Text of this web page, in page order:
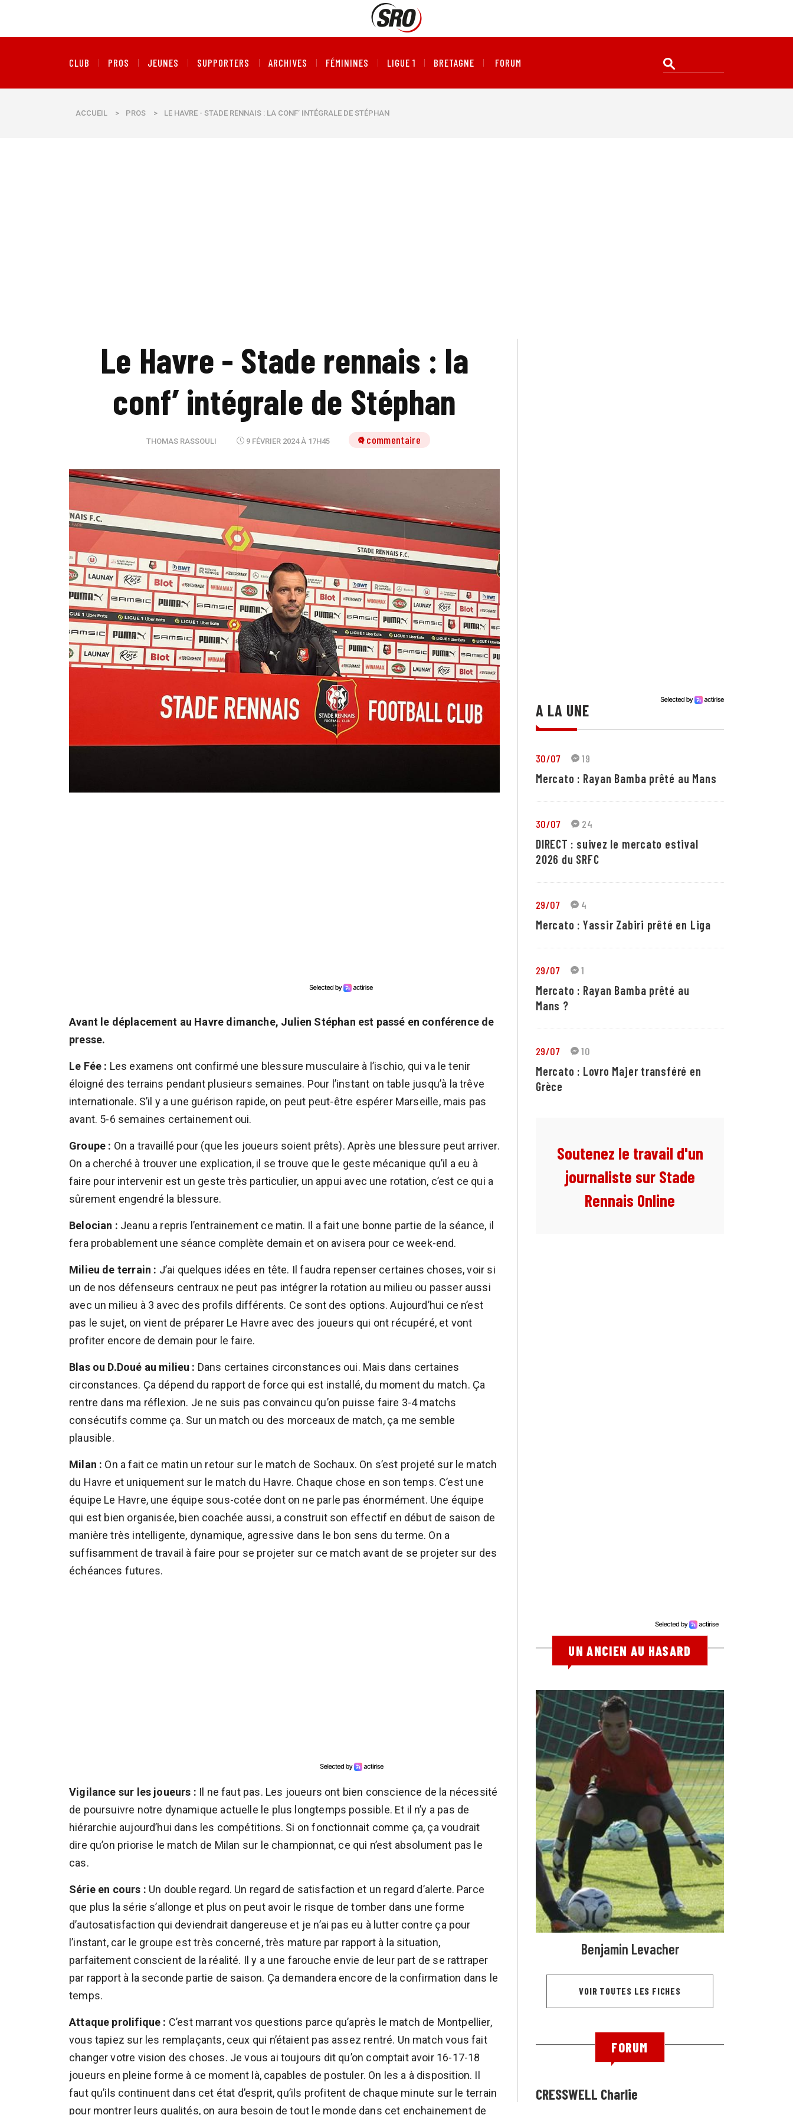
CLUB PROS JEUNES SUPPORTERS ARCHIVES FÉMININES LIGUE 1 BRETAGNE FORUM
ACCUEIL > PROS > LE HAVRE - STADE RENNAIS : LA CONF’ INTÉGRALE DE STÉPHAN
Le Havre - Stade rennais : la
conf’ intégrale de Stéphan
THOMAS RASSOULI 9 FÉVRIER 2024 À 17H45 1 commentaire
Avant le déplacement au Havre dimanche, Julien Stéphan est passé en conférence de
presse.
Le Fée : Les examens ont confirmé une blessure musculaire à l’ischio, qui va le tenir
éloigné des terrains pendant plusieurs semaines. Pour l’instant on table jusqu’à la trêve
internationale. S’il y a une guérison rapide, on peut peut-être espérer Marseille, mais pas
avant. 5-6 semaines certainement oui.
Groupe : On a travaillé pour (que les joueurs soient prêts). Après une blessure peut arriver.
On a cherché à trouver une explication, il se trouve que le geste mécanique qu’il a eu à
faire pour intervenir est un geste très particulier, un appui avec une rotation, c’est ce qui a
sûrement engendré la blessure.
Belocian : Jeanu a repris l’entrainement ce matin. Il a fait une bonne partie de la séance, il
fera probablement une séance complète demain et on avisera pour ce week-end.
Milieu de terrain : J’ai quelques idées en tête. Il faudra repenser certaines choses, voir si
un de nos défenseurs centraux ne peut pas intégrer la rotation au milieu ou passer aussi
avec un milieu à 3 avec des profils différents. Ce sont des options. Aujourd’hui ce n’est
pas le sujet, on vient de préparer Le Havre avec des joueurs qui ont récupéré, et vont
profiter encore de demain pour le faire.
Blas ou D.Doué au milieu : Dans certaines circonstances oui. Mais dans certaines
circonstances. Ça dépend du rapport de force qui est installé, du moment du match. Ça
rentre dans ma réflexion. Je ne suis pas convaincu qu’on puisse faire 3-4 matchs
consécutifs comme ça. Sur un match ou des morceaux de match, ça me semble
plausible.
Milan : On a fait ce matin un retour sur le match de Sochaux. On s’est projeté sur le match
du Havre et uniquement sur le match du Havre. Chaque chose en son temps. C’est une
équipe Le Havre, une équipe sous-cotée dont on ne parle pas énormément. Une équipe
qui est bien organisée, bien coachée aussi, a construit son effectif en début de saison de
manière très intelligente, dynamique, agressive dans le bon sens du terme. On a
suffisamment de travail à faire pour se projeter sur ce match avant de se projeter sur des
échéances futures.
Vigilance sur les joueurs : Il ne faut pas. Les joueurs ont bien conscience de la nécessité
de poursuivre notre dynamique actuelle le plus longtemps possible. Et il n’y a pas de
hiérarchie aujourd’hui dans les compétitions. Si on fonctionnait comme ça, ça voudrait
dire qu’on priorise le match de Milan sur le championnat, ce qui n’est absolument pas le
cas.
Série en cours : Un double regard. Un regard de satisfaction et un regard d’alerte. Parce
que plus la série s’allonge et plus on peut avoir le risque de tomber dans une forme
d’autosatisfaction qui deviendrait dangereuse et je n’ai pas eu à lutter contre ça pour
l’instant, car le groupe est très concerné, très mature par rapport à la situation,
parfaitement conscient de la réalité. Il y a une farouche envie de leur part de se rattraper
par rapport à la seconde partie de saison. Ça demandera encore de la confirmation dans le
temps.
Attaque prolifique : C’est marrant vos questions parce qu’après le match de Montpellier,
vous tapiez sur les remplaçants, ceux qui n’étaient pas assez rentré. Un match vous fait
changer votre vision des choses. Je vous ai toujours dit qu’on comptait avoir 16-17-18
joueurs en pleine forme à ce moment là, capables de postuler. On les a à disposition. Il
faut qu’ils continuent dans cet état d’esprit, qu’ils profitent de chaque minute sur le terrain
pour montrer leurs qualités, on aura besoin de tout le monde dans cet enchainement de
A LA UNE
30/07 19
Mercato : Rayan Bamba prêté au Mans
30/07 24
DIRECT : suivez le mercato estival
2026 du SRFC
29/07 4
Mercato : Yassir Zabiri prêté en Liga
29/07 1
Mercato : Rayan Bamba prêté au
Mans ?
29/07 10
Mercato : Lovro Majer transféré en
Grèce
Soutenez le travail d'un
journaliste sur Stade
Rennais Online
UN ANCIEN AU HASARD
Benjamin Levacher
VOIR TOUTES LES FICHES
FORUM
CRESSWELL Charlie